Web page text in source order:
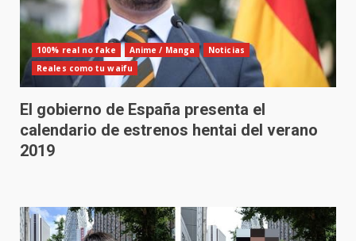
100% real no fake Anime / Manga
Noticias
Reales como tu waifu
El gobierno de España presenta el
calendario de estrenos hentai del verano
2019